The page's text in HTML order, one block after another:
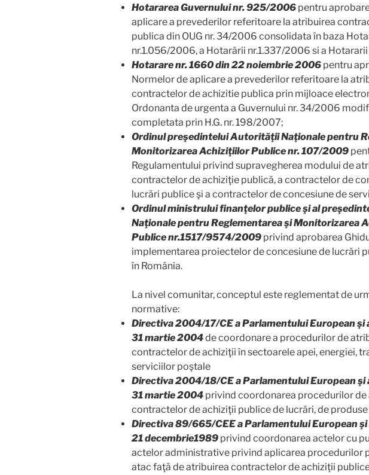
Hotararea Guvernului nr. 925/2006 pentru
aplicare a prevederilor referitoare la atribuirea
publica din OUG nr. 34/2006 consolidata în baza
nr.1.056/2006, a Hotarârii nr.1.337/2006 si a
Hotarare nr. 1660 din 22 noiembrie 2006 pentru
Normelor de aplicare a prevederilor referitoare la
contractelor de achizitie publica prin mijloace
Ordonanta de urgenta a Guvernului nr. 34/2006
completata prin H.G. nr. 198/2007;
Ordinul preşedintelui Autorităţii Naţionale pentru
Monitorizarea Achiziţiilor Publice nr. 107/2009
Regulamentului privind supravegherea modului de
contractelor de achiziţie publică, a contractelor de
lucrări publice şi a contractelor de concesiune de
Ordinul ministrului finanţelor publice şi al
Naţionale pentru Reglementarea şi Monitorizarea
Publice nr.1517/9574/2009 privind aprobarea
implementarea proiectelor de concesiune de lucrări
în România.
La nivel comunitar, conceptul este reglementat de
normative:
Directiva 2004/17/CE a Parlamentului European şi
31 martie 2004de coordonare a procedurilor de
contractelor de achiziţii în sectoarele apei, energiei,
serviciilor poştale
Directiva 2004/18/CE a Parlamentului European şi
31 martie 2004 privind coordonarea procedurilor de
contractelor de achiziţii publice de lucrări, de
Directiva 89/665/CEE a Parlamentului European şi
21 decembrie1989 privind coordonarea actelor cu
actelor administrative privind aplicarea procedurilor
atac faţă de atribuirea contractelor de achiziţii